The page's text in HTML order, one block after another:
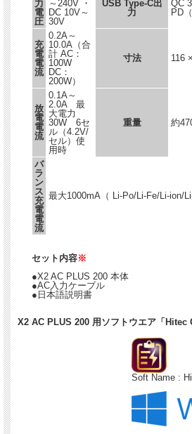
力
電
圧
～240V ・
DC 10V～
30V
USB Type-C出
力
QC
PD
充
電
電
流
0.2A～
10.0A（合
計 AC：
100W
DC：
200W）
寸法 116
放
電
電
流
0.1A～
2.0A 最
大電力
30W 6セ
ル（4.2V/
セル）使
用時
重量 約
バ
ラ
ン
ス
充
電
電
流
最大1000mA（ Li-Po/Li-Fe/Li-ion/
セット内容※
●X2 AC PLUS 200 本体
●AC入力ケーブル
●日本語説明書
X2 AC PLUS 200 用ソフトウエア「Hitec
Soft Name :